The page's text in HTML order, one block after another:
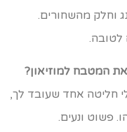
וחלק מהשחורים.
המטבח למוזיאון?
חליטה אחד שעובד לך,
פשוט ונעים.